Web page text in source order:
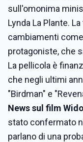
sull'omonima
Lynda La Plante.
cambiamenti
protagoniste, che
La pellicola è
che negli ultimi
"Birdman" e
News sul film
stato confermato
parlano di una